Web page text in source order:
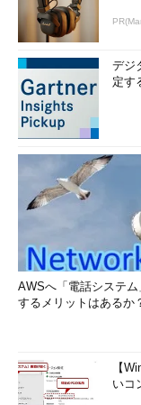
デジ
定す
AWSへ「電話システ
するメリットはあるか
【
いコ